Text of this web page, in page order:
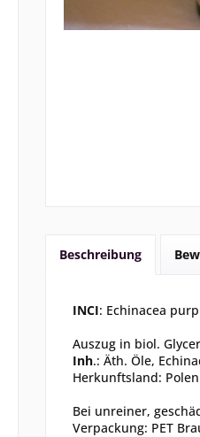
Beschreibung
INCI: Echinacea
Auszug in biol.
Inh.: Äth. Öle,
Herkunftsland: Polen
Bei unreiner,
Verpackung: PET